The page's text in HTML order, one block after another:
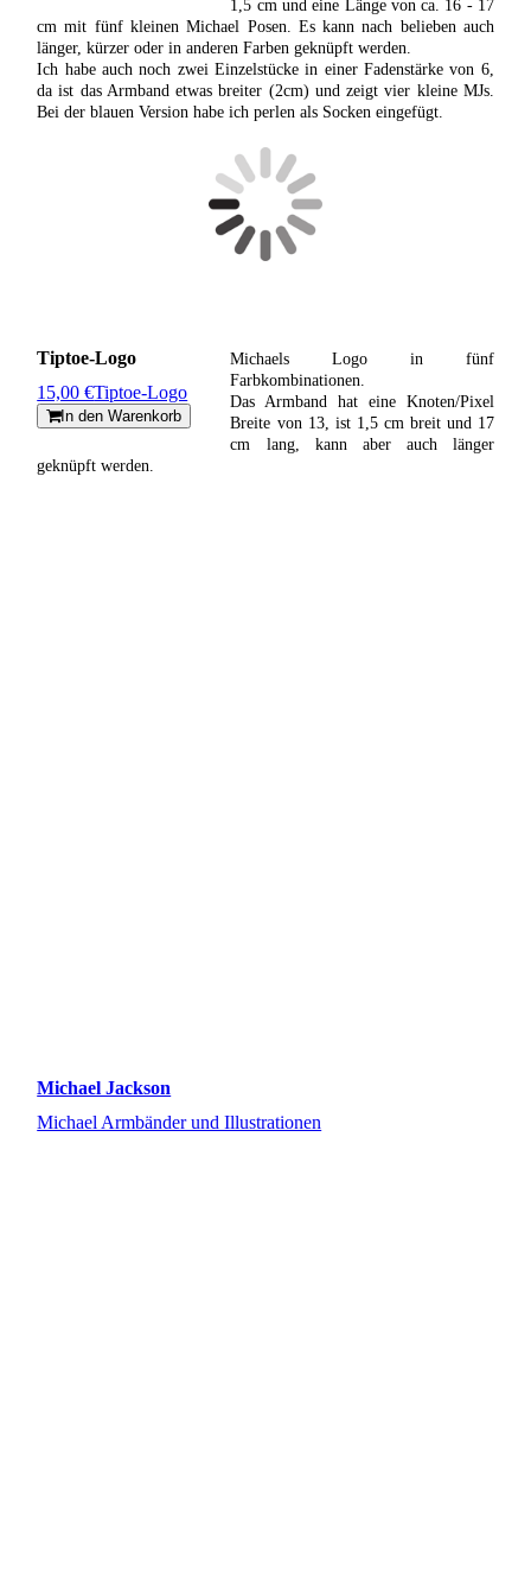
1,5 cm und eine Länge von ca. 16 - 17
cm mit fünf kleinen Michael Posen. Es kann nach belieben auch
länger, kürzer oder in anderen Farben geknüpft werden.
Ich habe auch noch zwei Einzelstücke in einer Fadenstärke von 6,
da ist das Armband etwas breiter (2cm) und zeigt vier kleine MJs.
Bei der blauen Version habe ich perlen als Socken eingefügt.
Tiptoe-Logo
15,00 €Tiptoe-Logo
In den Warenkorb
Michaels Logo in fünf
Farbkombinationen.
Das Armband hat eine Knoten/Pixel
Breite von 13, ist 1,5 cm breit und 17
cm lang, kann aber auch länger
geknüpft werden.
Michael Jackson
Michael Armbänder und Illustrationen